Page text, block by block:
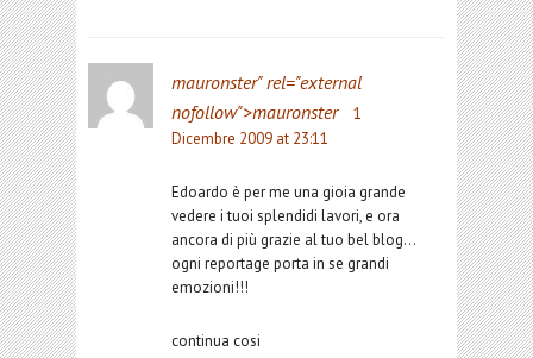
mauronster" rel="external
nofollow">mauronster
1
Dicembre 2009 at 23:11
Edoardo è per me una gioia grande
vedere i tuoi splendidi lavori, e ora
ancora di più grazie al tuo bel blog…
ogni reportage porta in se grandi
emozioni!!!
continua cosi